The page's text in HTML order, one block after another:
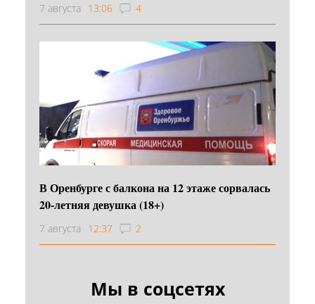
7 августа 13:06 4
В Оренбурге с балкона на 12 этаже сорвалась
20-летняя девушка (18+)
7 августа 12:37 2
Мы в соцсетях